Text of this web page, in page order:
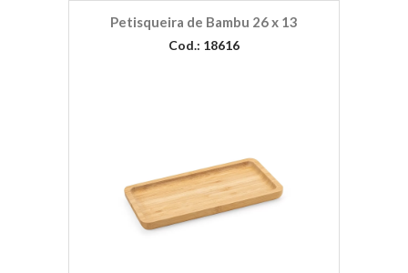
Petisqueira de Bambu 26 x 13
Cod.: 18616